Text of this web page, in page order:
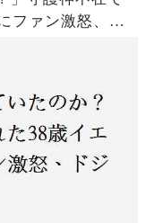
ファン激怒、ド